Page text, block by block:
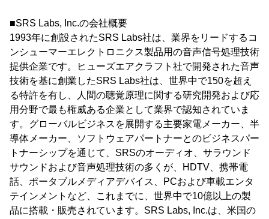
■SRS Labs, Inc.の会社概要
1993年に創設されたSRS Labs社は、業界をリードするコ
ンシューマーエレクトロニクス製品用の音声信号処理技術
提供企業です。ヒューズエアクラフト社で開発された音声
技術を基に創業したSRS Labs社は、世界中で150を超え
る特許を有し、人間の聴覚原理に関する研究開発および応
用分野で最も権威ある企業として業界で認知されていま
す。グローバルビジネスを展開する主要家電メーカー、半
導体メーカー、ソフトウェアパートナーとのビジネスパー
トナーシップを通じて、SRSのオーディオ、サラウンド
サウンドおよび音声処理技術の多くが、HDTV、携帯電
話、ポータブルメディアデバイス、PCおよび車載エンタ
テインメントなど、これまでに、世界中で10億以上の製
品に搭載・販売されています。SRS Labs, Inc.は、米国の